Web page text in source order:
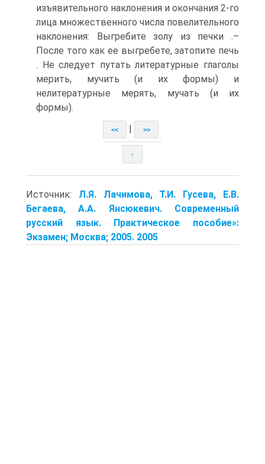
изъявительного наклонения и окончания 2-го
лица множественного числа повелительного
наклонения: Выгребите золу из печки .–
После того как ее выгребете, затопите печь
. Не следует путать литературные глаголы
мерить, мучить (и их формы) и
нелитературные мерять, мучать (и их
формы).
<< >>
↑
Источник: Л.Я. Лачимова, Т.И. Гусева, Е.В.
Бегаева, А.А. Янсюкевич. Современный
русский язык. Практическое пособие»:
Экзамен; Москва; 2005. 2005